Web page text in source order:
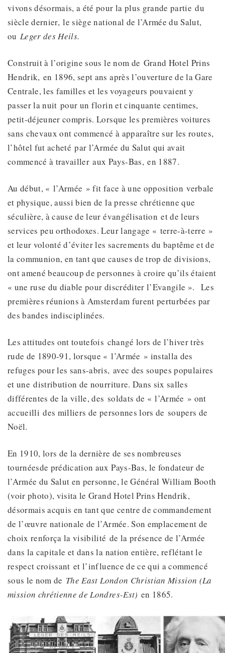
vivons désormais, a été pour la plus grande partie du
siècle dernier, le siège national de l’Armée du Salut,
ouLeger des Heils.
Construit à l’origine sous le nom de Grand Hotel Prins
Hendrik, en 1896, sept ans après l’ouverture de la Gare
Centrale, les familles et les voyageurs pouvaient y
passer la nuit pour un florin et cinquante centimes,
petit-déjeuner compris. Lorsque les premières voitures
sans chevaux ont commencé à apparaître sur les routes,
l’hôtel fut acheté par l’Armée du Salut qui avait
commencé à travailler aux Pays-Bas, en 1887.
Au début, « l’Armée » fit face à une opposition verbale
et physique, aussi bien de la presse chrétienne que
séculière, à cause de leur évangélisation et de leurs
services peu orthodoxes. Leur langage « terre-à-terre »
et leur volonté d’éviter les sacrements du baptême et de
la communion, en tant que causes de trop de divisions,
ont amené beaucoup de personnes à croire qu’ils étaient
« une ruse du diable pour discréditer l’Evangile ». Les
premières réunions à Amsterdam furent perturbées par
des bandes indisciplinées.
Les attitudes ont toutefois changé lors de l’hiver très
rude de 1890-91, lorsque « l’Armée » installa des
refuges pour les sans-abris, avec des soupes populaires
et une distribution de nourriture. Dans six salles
différentes de la ville, des soldats de « l’Armée » ont
accueilli des milliers de personnes lors de soupers de
Noël.
En 1910, lors de la dernière de ses nombreuses
tournéesde prédication aux Pays-Bas, le fondateur de
l’Armée du Salut en personne, le Général William Booth
(voir photo), visita le Grand Hotel Prins Hendrik,
désormais acquis en tant que centre de commandement
de l’œuvre nationale de l’Armée. Son emplacement de
choix renforça la visibilité de la présence de l’Armée
dans la capitale et dans la nation entière, reflétant le
respect croissant et l’influence de ce qui a commencé
sous le nom de The East London Christian Mission (La
mission chrétienne de Londres-Est) en 1865.